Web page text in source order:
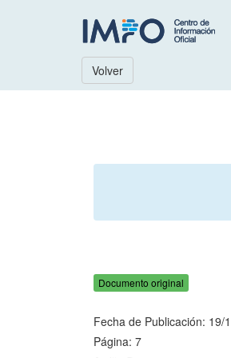
Volver
Documento original
Fecha de Publicación: 19/
Página: 7